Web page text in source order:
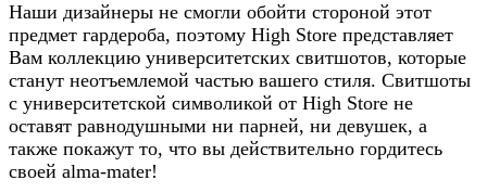
Наши дизайнеры не смогли обойти стороной этот
предмет гардероба, поэтому High Store представляет
Вам коллекцию университетских свитшотов, которые
станут неотъемлемой частью вашего стиля. Свитшоты
с университетской символикой от High Store не
оставят равнодушными ни парней, ни девушек, а
также покажут то, что вы действительно гордитесь
своей alma-mater!